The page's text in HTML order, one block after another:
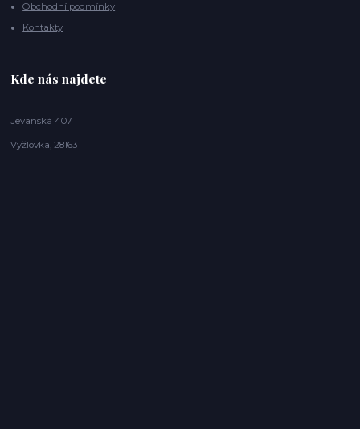
Obchodní podmínky
Kontakty
Kde nás najdete
Jevanská 407
Vyžlovka, 28163